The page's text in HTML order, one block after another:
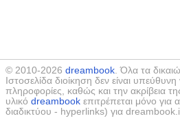
© 2010-2026 dreambook. Όλα τα
Ιστοσελίδα διοίκηση δεν είναι
πληροφορίες, καθώς και την ακρίβεια
υλικό dreambook επιτρέπεται μόνο για
διαδικτύου - hyperlinks) για